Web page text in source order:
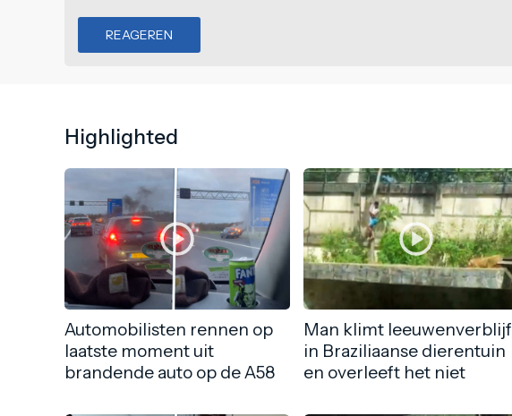
REAGEREN
Highlighted
Automobilisten rennen op
laatste moment uit
brandende auto op de A58
Man klimt leeuwenverblijf
in Braziliaanse dierentuin
en overleeft het niet